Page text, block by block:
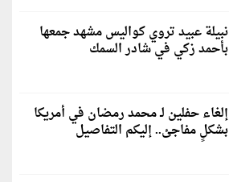
نبيلة عبيد تروي كواليس مشهد جمعها
بأحمد زكي في شادر السمك
إلغاء حفلين لـ محمد رمضان في أمريكا
بشكلٍ مفاجئ.. إليكم التفاصيل